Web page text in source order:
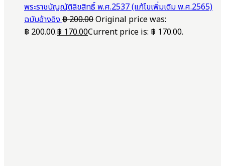
พระราชบัญญัติลิขสิทธิ์ พ.ศ.2537 (แก้ไขเพิ่มเติม พ.ศ.2565)
ฉบับอ้างอิง ฿200.00Original price was:
฿ 200.00.฿ 170.00Current price is: ฿ 170.00.